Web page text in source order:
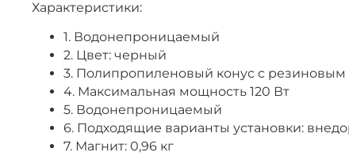
Характеристики:
1. Водонепроницаемый
2. Цвет: черный
3. Полипропиленовый конус с резиновым
4. Максимальная мощность 120 Вт
5. Водонепроницаемый
6. Подходящие варианты установки:
7. Магнит: 0,96 кг